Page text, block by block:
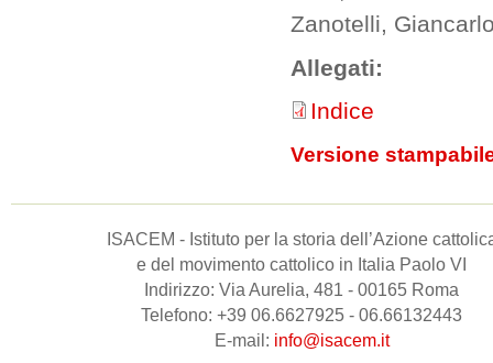
Zanotelli,
Allegati:
Indice
Versione
ISACEM - Istituto per la storia dell’Azione
e del movimento cattolico in Italia Paolo VI
Indirizzo: Via Aurelia, 481 - 00165 Roma
Telefono: +39 06.6627925 - 06.66132443
E-mail: info@isacem.it